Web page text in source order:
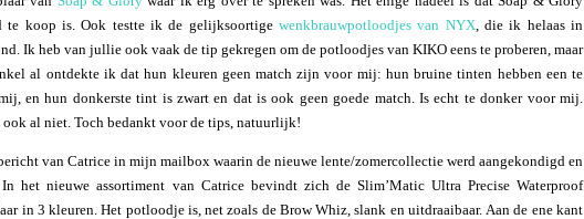
te koop is. Ook testte ik de gelijksoortige wenkbrauwpotloodjes van NYX, die ik helaas in
Ik heb van jullie ook vaak de tip gekregen om de potloodjes van KIKO eens te proberen, maar
al ontdekte ik dat hun kleuren geen match zijn voor mij: hun bruine tinten hebben een te
en hun donkerste tint is zwart en dat is ook geen goede match. Is echt te donker voor mij.
ook al niet. Toch bedankt voor de tips, natuurlijk!
van Catrice in mijn mailbox waarin de nieuwe lente/zomercollectie werd aangekondigd en
het nieuwe assortiment van Catrice bevindt zich de Slim’Matic Ultra Precise Waterproof
in 3 kleuren. Het potloodje is, net zoals de Brow Whiz, slank en uitdraaibaar. Aan de ene kant